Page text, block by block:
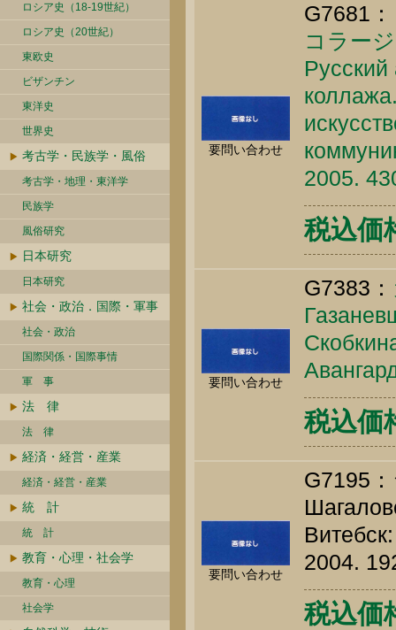
ロシア史（18-19世紀）
ロシア史（20世紀）
東欧史
ビザンチン
東洋史
世界史
考古学・民族学・風俗
考古学・地理・東洋学
民族学
風俗研究
日本研究
日本研究
社会・政治．国際・軍事
社会・政治
国際関係・国際事情
軍 事
法 律
法 律
経済・経営・産業
経済・経営・産業
統 計
統 計
教育・心理・社会学
教育・心理
社会学
要問い合わせ
G7681：
コラー
Русский
2005.
税込価
要問い合わせ
G7383：
税込価
要問い合わせ
G7195
2004.
税込価